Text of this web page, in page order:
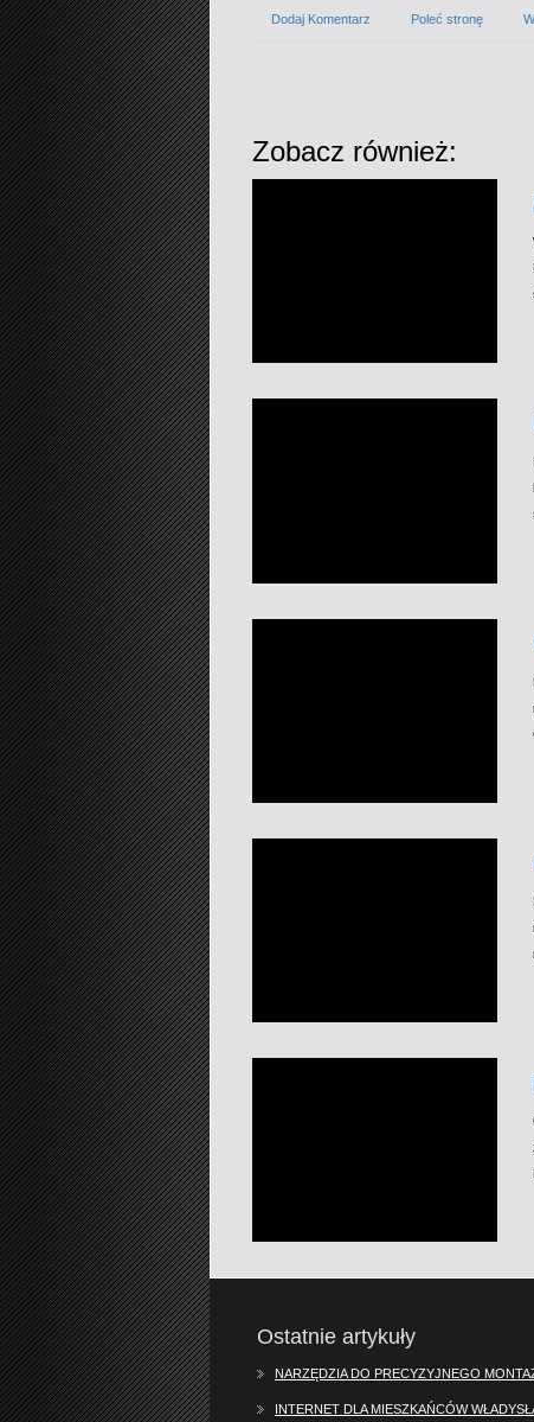
Dodaj Komentarz Poleć stronę
Zobacz również:
Ostatnie artykuły
NARZĘDZIA DO PRECYZYJNEGO
INTERNET DLA MIESZKAŃCÓW